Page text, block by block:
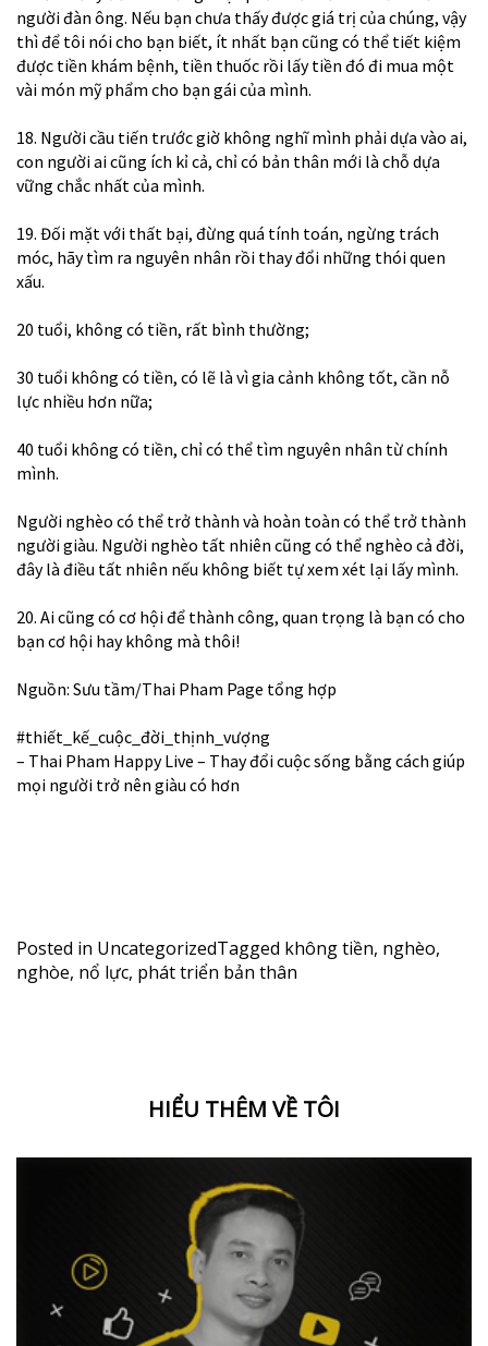
người đàn ông. Nếu bạn chưa thấy được giá trị của chúng, vậy
thì để tôi nói cho bạn biết, ít nhất bạn cũng có thể tiết kiệm
được tiền khám bệnh, tiền thuốc rồi lấy tiền đó đi mua một
vài món mỹ phẩm cho bạn gái của mình.
18. Người cầu tiến trước giờ không nghĩ mình phải dựa vào ai,
con người ai cũng ích kỉ cả, chỉ có bản thân mới là chỗ dựa
vững chắc nhất của mình.
19. Đối mặt với thất bại, đừng quá tính toán, ngừng trách
móc, hãy tìm ra nguyên nhân rồi thay đổi những thói quen
xấu.
20 tuổi, không có tiền, rất bình thường;
30 tuổi không có tiền, có lẽ là vì gia cảnh không tốt, cần nỗ
lực nhiều hơn nữa;
40 tuổi không có tiền, chỉ có thể tìm nguyên nhân từ chính
mình.
Người nghèo có thể trở thành và hoàn toàn có thể trở thành
người giàu. Người nghèo tất nhiên cũng có thể nghèo cả đời,
đây là điều tất nhiên nếu không biết tự xem xét lại lấy mình.
20. Ai cũng có cơ hội để thành công, quan trọng là bạn có cho
bạn cơ hội hay không mà thôi!
Nguồn: Sưu tầm/Thai Pham Page tổng hợp
#thiết_kế_cuộc_đời_thịnh_vượng
– Thai Pham Happy Live – Thay đổi cuộc sống bằng cách giúp
mọi người trở nên giàu có hơn
Posted in UncategorizedTagged không tiền, nghèo,
nghòe, nổ lực, phát triển bản thân
HIỂU THÊM VỀ TÔI